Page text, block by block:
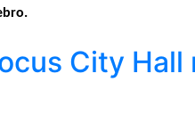
.
City Hall